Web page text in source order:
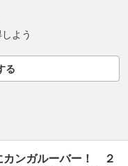
よう
る
カンガルーバー！ ２